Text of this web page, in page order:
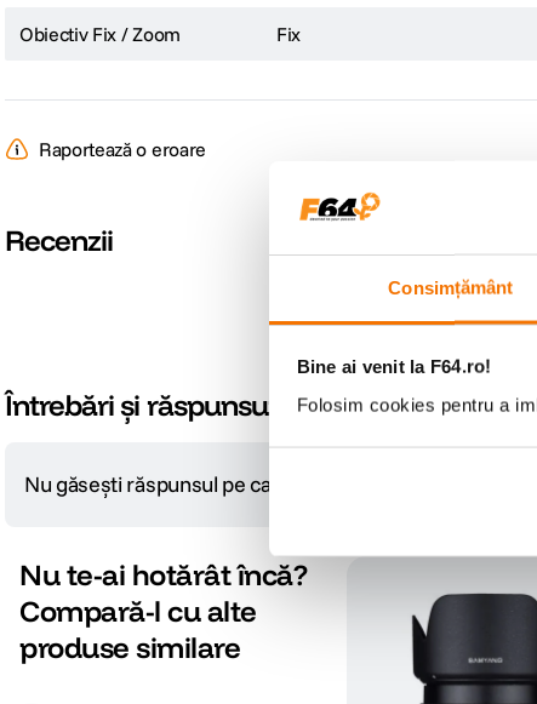
Consimțământ
Bine ai venit la F64.ro!
Folosim cookies pentru a
Obiectiv Fix / Zoom Fix
Raportează o eroare
Recenzii
Întrebări și răspunsuri
Nu găsești răspunsul pe care îl cauți?
Nu te-ai hotărât încă?
Compară-l cu alte
produse similare